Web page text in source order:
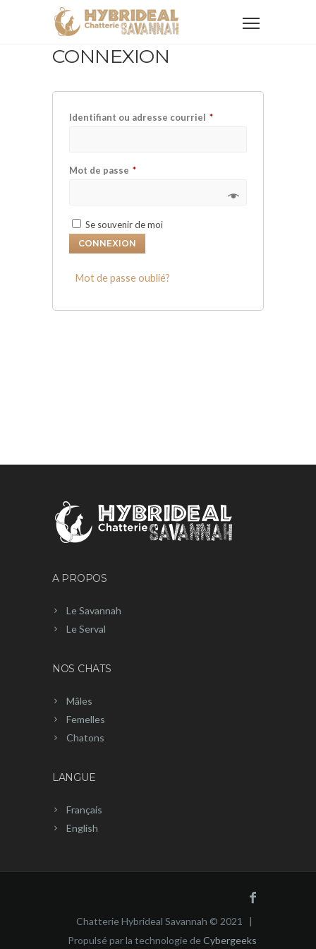
CONNEXION
Identifiant ou adresse courriel *Obligatoire
Mot de passe *Obligatoire
Se souvenir de moi
CONNEXION
Mot de passe oublié?
A PROPOS
Le Savannah
Le Serval
NOS CHATS
Mâles
Femelles
Chatons
LANGUE
Français
English
Chatterie Hybrideal Savannah © 2021 |
Propulsé par la technologie deCybergeeks